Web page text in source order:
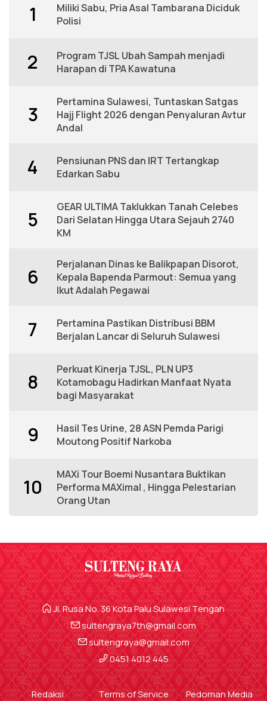
1
Miliki Sabu, Pria Asal Tambarana Diciduk
Polisi
2
Program TJSL Ubah Sampah menjadi
Harapan di TPA Kawatuna
3
Pertamina Sulawesi, Tuntaskan Satgas
Hajj Flight 2026 dengan Penyaluran Avtur
Andal
4
Pensiunan PNS dan IRT Tertangkap
Edarkan Sabu
5
GEAR ULTIMA Taklukkan Tanah Celebes
Dari Selatan Hingga Utara Sejauh 2740
KM
6
Perjalanan Dinas ke Balikpapan Disorot,
Kepala Bapenda Parmout: Semua yang
Ikut Adalah Pegawai
7
Pertamina Pastikan Distribusi BBM
Berjalan Lancar di Seluruh Sulawesi
8
Perkuat Kinerja TJSL, PLN UP3
Kotamobagu Hadirkan Manfaat Nyata
bagi Masyarakat
9
Hasil Tes Urine, 28 ASN Pemda Parigi
Moutong Positif Narkoba
10
MAXi Tour Boemi Nusantara Buktikan
Performa MAXimal , Hingga Pelestarian
Orang Utan
Jl. Rusa No. 36 Kota Palu Sulawesi Tengah
sultengraya7th@gmail.com
sultengraya@gmail.com
0451 4012 445
Redaksi Terms of Service
Pedoman Media